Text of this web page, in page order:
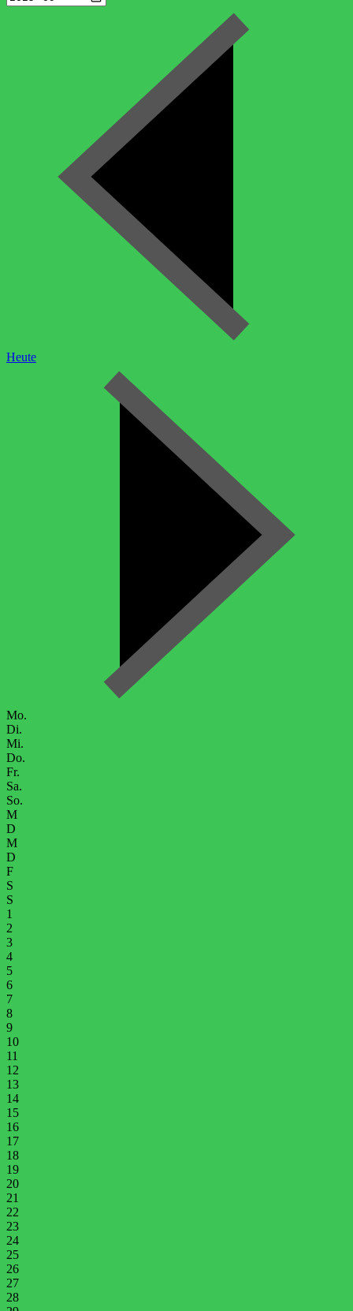
Heute
Mo.
Di.
Mi.
Do.
Fr.
Sa.
So.
M
D
M
D
F
S
S
1
2
3
4
5
6
7
8
9
10
11
12
13
14
15
16
17
18
19
20
21
22
23
24
25
26
27
28